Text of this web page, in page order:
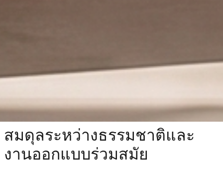
สมดุลระหว่างธรรมชาติและ
งานออกแบบร่วมสมัย